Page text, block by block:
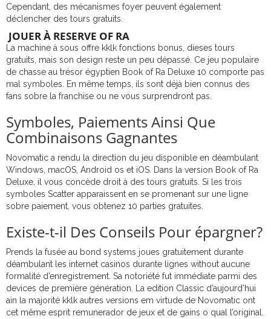
Cependant, des mécanismes foyer peuvent également
déclencher des tours gratuits.
JOUER À RESERVE OF RA
La machine à sous offre kklk fonctions bonus, dieses tours
gratuits, mais son design reste un peu dépassé. Ce jeu populaire
de chasse au trésor égyptien Book of Ra Deluxe 10 comporte pas
mal symboles. En même temps, ils sont déjà bien connus des
fans sobre la franchise ou ne vous surprendront pas.
Symboles, Paiements Ainsi Que
Combinaisons Gagnantes
Novomatic a rendu la direction du jeu disponible en déambulant
Windows, macOS, Android os et iOS. Dans la version Book of Ra
Deluxe, il vous concède droit à des tours gratuits. Si les trois
symboles Scatter apparaissent en se promenant sur une ligne
sobre paiement, vous obtenez 10 parties gratuites.
Existe-t-il Des Conseils Pour épargner?
Prends la fusée au bond systems joues gratuitement durante
déambulant les internet casinos durante lignes without aucune
formalité d’enregistrement. Sa notoriété fut immédiate parmi des
devices de première génération. La edition Classic d’aujourd’hui
ain la majorité kklk autres versions em virtude de Novomatic ont
cet même esprit remunerador de jeux et de gains o qual l’original.